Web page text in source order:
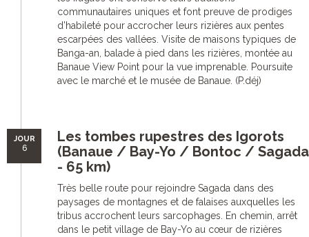
communautaires uniques et font preuve de prodiges
d’habileté pour accrocher leurs rizières aux pentes
escarpées des vallées. Visite de maisons typiques de
Banga-an, balade à pied dans les rizières, montée au
Banaue View Point pour la vue imprenable. Poursuite
avec le marché et le musée de Banaue. (P.déj)
JOUR
6
Les tombes rupestres des Igorots
(Banaue / Bay-Yo / Bontoc / Sagada
- 65 km)
Très belle route pour rejoindre Sagada dans des
paysages de montagnes et de falaises auxquelles les
tribus accrochent leurs sarcophages. En chemin, arrêt
dans le petit village de Bay-Yo au cœur de rizières